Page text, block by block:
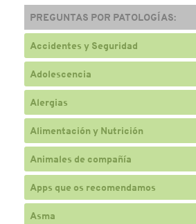
PREGUNTAS POR PATOLOGÍAS:
Accidentes y Seguridad
Adolescencia
Alergias
Alimentación y Nutrición
Animales de compañía
Apps que os recomendamos
Asma